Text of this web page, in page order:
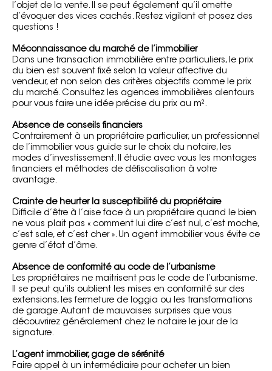
l’objet de la vente. Il se peut également qu’il omette
d’évoquer des vices cachés. Restez vigilant et posez des
questions !
Méconnaissance du marché de l’immobilier
Dans une transaction immobilière entre particuliers, le prix
du bien est souvent fixé selon la valeur affective du
vendeur, et non selon des critères objectifs comme le prix
du marché. Consultez les agences immobilières alentours
pour vous faire une idée précise du prix au m².
Absence de conseils financiers
Contrairement à un propriétaire particulier, un professionnel
de l’immobilier vous guide sur le choix du notaire, les
modes d’investissement. Il étudie avec vous les montages
financiers et méthodes de défiscalisation à votre
avantage.
Crainte de heurter la susceptibilité du propriétaire
Difficile d’être à l’aise face à un propriétaire quand le bien
ne vous plait pas « comment lui dire c’est nul, c’est moche,
c’est sale, et c’est cher ». Un agent immobilier vous évite ce
genre d’état d’âme.
Absence de conformité au code de l’urbanisme
Les propriétaires ne maitrisent pas le code de l’urbanisme.
Il se peut qu’ils oublient les mises en conformité sur des
extensions, les fermeture de loggia ou les transformations
de garage. Autant de mauvaises surprises que vous
découvrirez généralement chez le notaire le jour de la
signature.
L’agent immobilier, gage de sérénité
Faire appel à un intermédiaire pour acheter un bien